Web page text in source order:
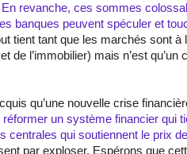
En revanche, ces sommes
banques peuvent spéculer et
tient tant que les marchés sont à
de l’immobilier) mais n’est qu’un
qu’une nouvelle crise
réformer un système financier qui
centrales qui soutiennent le prix
par exploser. Espérons que